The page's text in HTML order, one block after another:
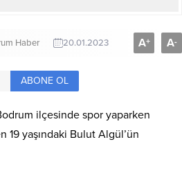
Haber 20.01.2023 A+ A-
ABONE OL
ilçesinde spor yaparken
19 yaşındaki Bulut Algül’ün